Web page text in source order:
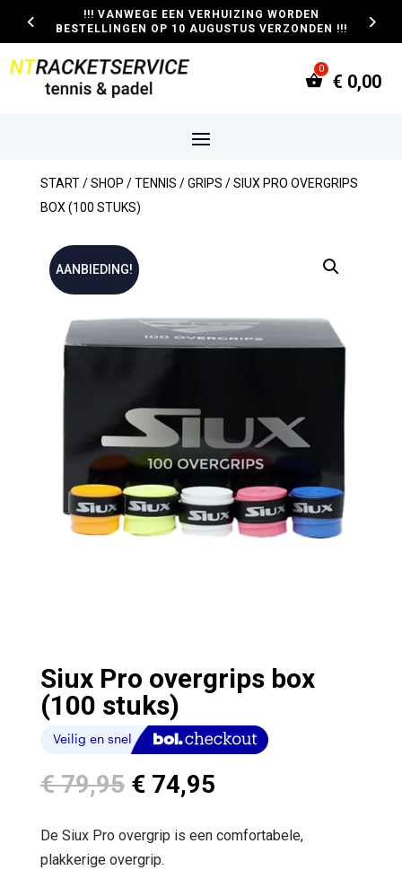
!!! VANWEGE EEN VERHUIZING WORDEN
BESTELLINGEN OP 10 AUGUSTUS VERZONDEN !!!
€ 0,00
START/SHOP /TENNIS /GRIPS / SIUX PRO OVERGRIPS
BOX (100 STUKS)
AANBIEDING!
Siux Pro overgrips box
(100 stuks)
€79,95 Oorspronkelijke
prijs
was:
€ 79,95.
€74,95Huidige
is:
De Siux Pro overgrip is een comfortabele,
plakkerige overgrip.